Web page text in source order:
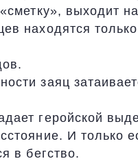
выходит
находятся
заяц
геройской
И только
в бегство.